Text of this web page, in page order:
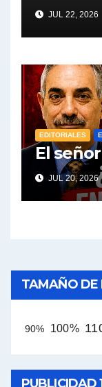
JUL 22, 2026
EDITORIALES
El
JUL 20, 2026
TAMAÑO DE
90% 100%
PUBLICIDAD